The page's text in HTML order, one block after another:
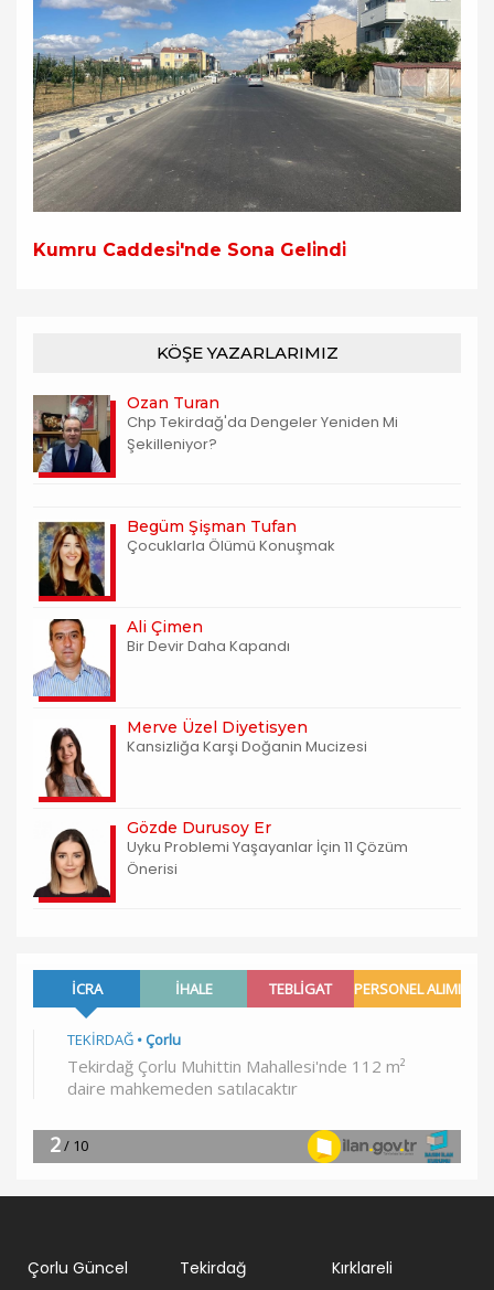
Kumru Caddesi̇'nde Sona Geli̇ndi̇
KÖŞE YAZARLARIMIZ
Ozan Turan
Chp Tekirdağ'da Dengeler Yeniden Mi
Şekilleniyor?
Begüm Şişman Tufan
Çocuklarla Ölümü Konuşmak
Ali Çimen
Bir Devir Daha Kapandı
Merve Üzel Diyetisyen
Kansizliğa Karşi Doğanin Mucizesi
Gözde Durusoy Er
Uyku Problemi Yaşayanlar İçin 11 Çözüm
Önerisi
Çorlu Güncel Tekirdağ Kırklareli